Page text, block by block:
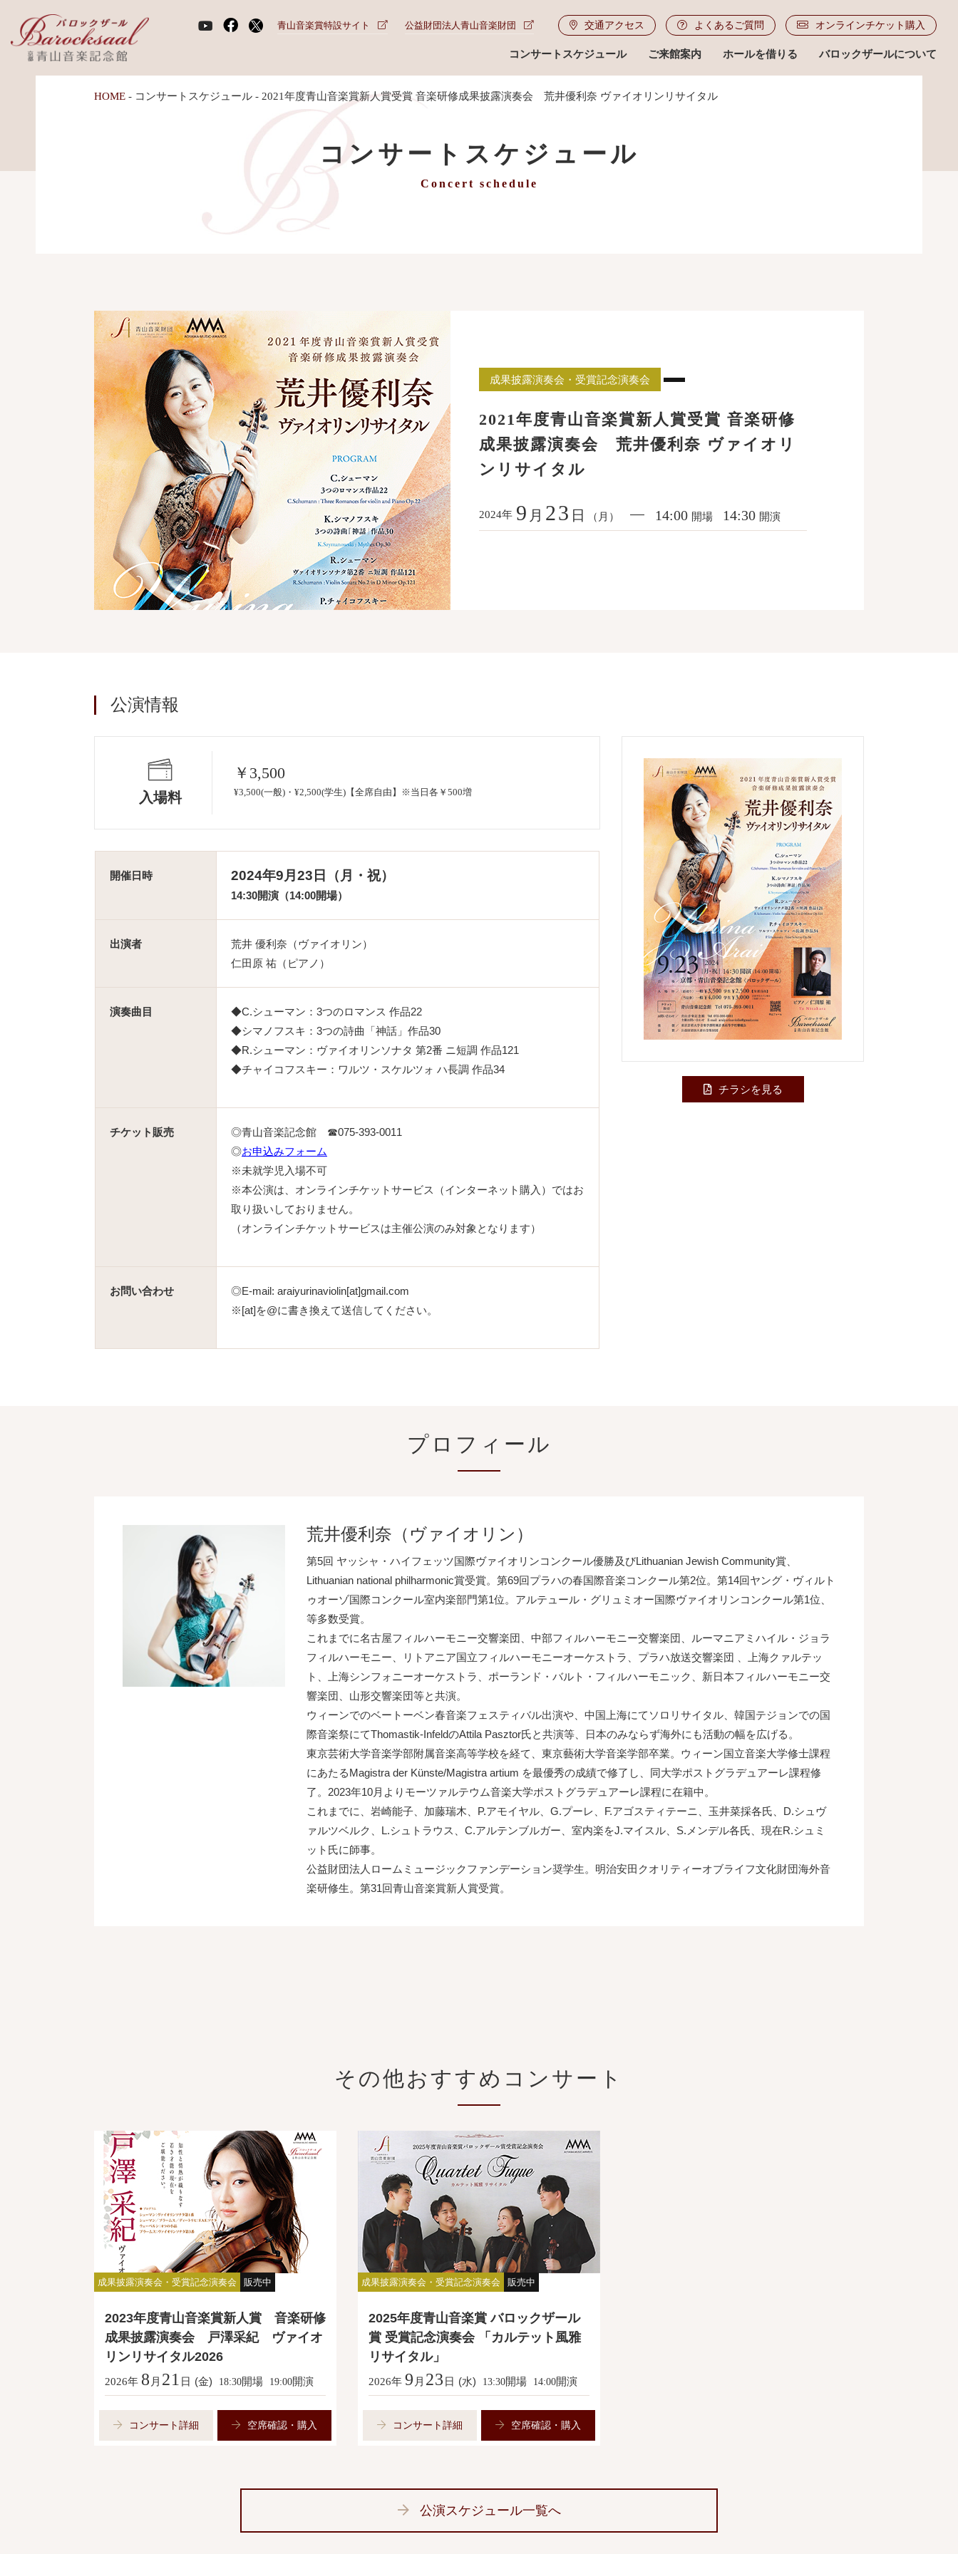
青山音楽賞特設サイト 公益財団法人青山音楽財団 交通アクセス よくあるご質問 オンラインチケット購入
コンサートスケジュール ご来館案内 ホールを借りる バロックザールについて
HOME - コンサートスケジュール - 2021年度青山音楽賞新人賞受賞 音楽研修成果披露演奏会 荒井優利奈 ヴァイオリンリサイタル
コンサートスケジュール
Concert schedule
成果披露演奏会・受賞記念演奏会
2021年度青山音楽賞新人賞受賞 音楽研修
成果披露演奏会 荒井優利奈 ヴァイオリ
ンリサイタル
2024年 9 月 23 日 （月） 14:00 開場 14:30 開演
公演情報
入場料
￥3,500
¥3,500(一般)・¥2,500(学生)【全席自由】※当日各￥500増
開催日時 2024年9月23日（月・祝）
14:30開演（14:00開場）
出演者
荒井 優利奈（ヴァイオリン）
仁田原 祐（ピアノ）
演奏曲目
◆C.シューマン：3つのロマンス 作品22
◆シマノフスキ：3つの詩曲「神話」作品30
◆R.シューマン：ヴァイオリンソナタ 第2番 ニ短調 作品121
◆チャイコフスキー：ワルツ・スケルツォ ハ長調 作品34
チケット販売
◎青山音楽記念館 ☎075-393-0011
◎お申込みフォーム
※未就学児入場不可
※本公演は、オンラインチケットサービス（インターネット購入）ではお
取り扱いしておりません。
（オンラインチケットサービスは主催公演のみ対象となります）
お問い合わせ
◎E-mail: araiyurinaviolin[at]gmail.com
※[at]を@に書き換えて送信してください。
チラシを見る
プロフィール
荒井優利奈（ヴァイオリン）
第5回 ヤッシャ・ハイフェッツ国際ヴァイオリンコンクール優勝及びLithuanian Jewish Community賞、
Lithuanian national philharmonic賞受賞。第69回プラハの春国際音楽コンクール第2位。第14回ヤング・ヴィルト
ゥオーゾ国際コンクール室内楽部門第1位。アルテュール・グリュミオー国際ヴァイオリンコンクール第1位、
等多数受賞。
これまでに名古屋フィルハーモニー交響楽団、中部フィルハーモニー交響楽団、ルーマニアミハイル・ジョラ
フィルハーモニー、リトアニア国立フィルハーモニーオーケストラ、プラハ放送交響楽団 、上海クァルテッ
ト、上海シンフォニーオーケストラ、ポーランド・バルト・フィルハーモニック、新日本フィルハーモニー交
響楽団、山形交響楽団等と共演。
ウィーンでのベートーベン春音楽フェスティバル出演や、中国上海にてソロリサイタル、韓国テジョンでの国
際音楽祭にてThomastik-InfeldのAttila Pasztor氏と共演等、日本のみならず海外にも活動の幅を広げる。
東京芸術大学音楽学部附属音楽高等学校を経て、東京藝術大学音楽学部卒業。ウィーン国立音楽大学修士課程
にあたるMagistra der Künste/Magistra artium を最優秀の成績で修了し、同大学ポストグラデュアーレ課程修
了。2023年10月よりモーツァルテウム音楽大学ポストグラデュアーレ課程に在籍中。
これまでに、岩崎能子、加藤瑞木、P.アモイヤル、G.プーレ、F.アゴスティテーニ、玉井菜採各氏、D.シュヴ
ァルツベルク、L.シュトラウス、C.アルテンブルガー、室内楽をJ.マイスル、S.メンデル各氏、現在R.シュミ
ット氏に師事。
公益財団法人ロームミュージックファンデーション奨学生。明治安田クオリティーオブライフ文化財団海外音
楽研修生。第31回青山音楽賞新人賞受賞。
その他おすすめコンサート
成果披露演奏会・受賞記念演奏会 販売中
2023年度青山音楽賞新人賞 音楽研修
成果披露演奏会 戸澤采紀 ヴァイオ
リンリサイタル2026
2026年 8 月 21 日 (金) 18:30開場 19:00開演
コンサート詳細 空席確認・購入
成果披露演奏会・受賞記念演奏会 販売中
2025年度青山音楽賞 バロックザール
賞 受賞記念演奏会 「カルテット風雅
リサイタル」
2026年 9 月 23 日 (水) 13:30開場 14:00開演
コンサート詳細 空席確認・購入
公演スケジュール一覧へ